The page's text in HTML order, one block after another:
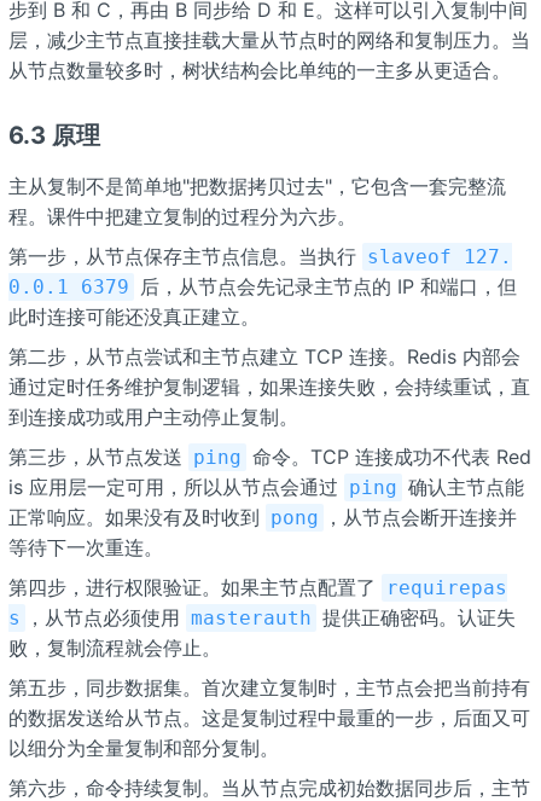
步到 B 和 C，再由 B 同步给 D 和 E。这样可以引入复制中间
层，减少主节点直接挂载大量从节点时的网络和复制压力。当
从节点数量较多时，树状结构会比单纯的一主多从更适合。
6.3 原理
主从复制不是简单地"把数据拷贝过去"，它包含一套完整流
程。课件中把建立复制的过程分为六步。
第一步，从节点保存主节点信息。当执行 slaveof 127.
0.0.1 6379
后，从节点会先记录主节点的 IP 和端口，但
此时连接可能还没真正建立。
第二步，从节点尝试和主节点建立 TCP 连接。Redis 内部会
通过定时任务维护复制逻辑，如果连接失败，会持续重试，直
到连接成功或用户主动停止复制。
第三步，从节点发送 ping 命令。TCP 连接成功不代表 Red
is 应用层一定可用，所以从节点会通过 ping 确认主节点能
正常响应。如果没有及时收到 pong
，从节点会断开连接并
等待下一次重连。
第四步，进行权限验证。如果主节点配置了
requirepas
s
，从节点必须使用 masterauth 提供正确密码。认证失
败，复制流程就会停止。
第五步，同步数据集。首次建立复制时，主节点会把当前持有
的数据发送给从节点。这是复制过程中最重的一步，后面又可
以细分为全量复制和部分复制。
第六步，命令持续复制。当从节点完成初始数据同步后，主节